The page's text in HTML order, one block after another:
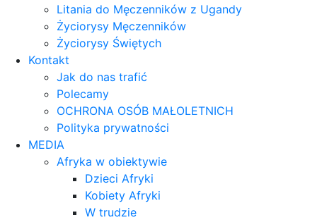
Litania do Męczenników z Ugandy
Życiorysy Męczenników
Życiorysy Świętych
Kontakt
Jak do nas trafić
Polecamy
OCHRONA OSÓB MAŁOLETNICH
Polityka prywatności
MEDIA
Afryka w obiektywie
Dzieci Afryki
Kobiety Afryki
W trudzie